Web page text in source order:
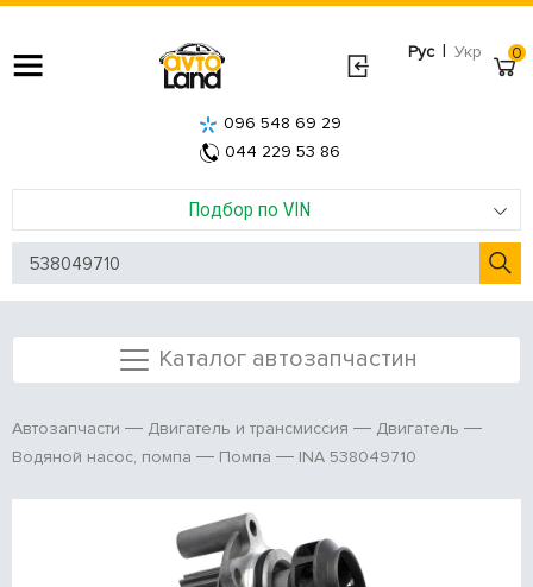
Рус | Укр
Подбор по VIN
096 548 69 29
044 229 53 86
0
Каталог автозапчастин
Автозапчасти Двигатель и трансмиссия
Двигатель
Водяной насос, помпа
Помпа INA 538049710